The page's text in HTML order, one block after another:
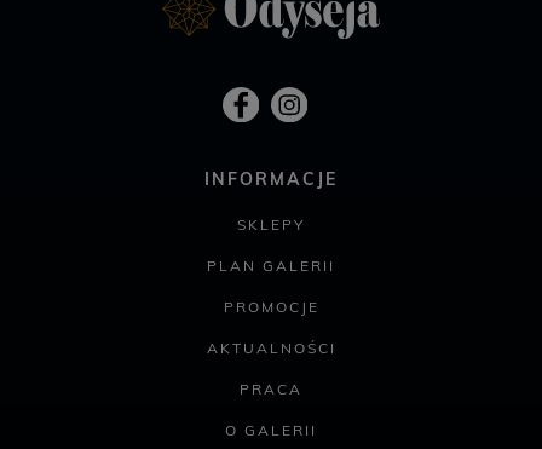
INFORMACJE
SKLEPY
PLAN GALERII
PROMOCJE
AKTUALNOŚCI
PRACA
O GALERII